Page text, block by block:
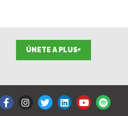
ÚNETE A PLUS+
a
c
n
s
w
i
i
n
o
u
p
o